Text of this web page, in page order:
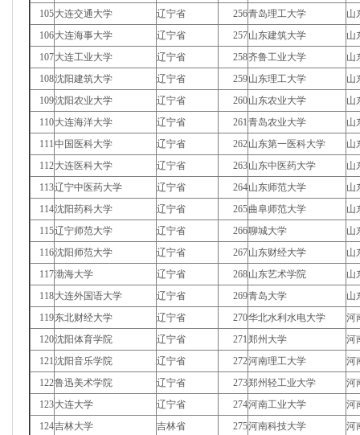
105大连交通大学 辽宁省 256青岛理工大学
山
106大连海事大学 辽宁省 257山东建筑大学
山
107大连工业大学 辽宁省 258齐鲁工业大学
山
108沈阳建筑大学 辽宁省 259山东理工大学
山
109沈阳农业大学 辽宁省 260山东农业大学
山
110大连海洋大学 辽宁省 261青岛农业大学
山
111中国医科大学 辽宁省 262山东第一医科大学
山
112大连医科大学 辽宁省 263山东中医药大学
山
113辽宁中医药大学 辽宁省 264山东师范大学
山
114沈阳药科大学 辽宁省 265曲阜师范大学
山
115辽宁师范大学 辽宁省 266聊城大学
山
116沈阳师范大学 辽宁省 267山东财经大学
山
117渤海大学 辽宁省 268山东艺术学院
山
118大连外国语大学 辽宁省 269青岛大学
山
119东北财经大学 辽宁省 270华北水利水电大学
河
120沈阳体育学院 辽宁省 271郑州大学
河
121沈阳音乐学院 辽宁省 272河南理工大学
河
122鲁迅美术学院 辽宁省 273郑州轻工业大学
河
123大连大学 辽宁省 274河南工业大学
河
124吉林大学 吉林省 275河南科技大学
河